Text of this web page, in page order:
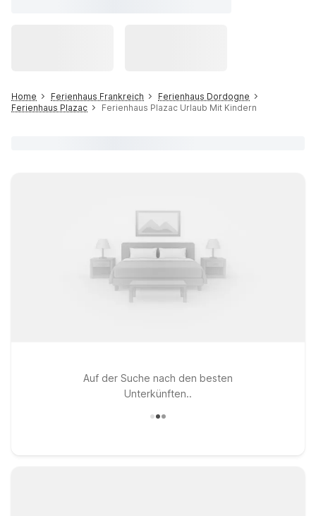
Home Ferienhaus Frankreich
Ferienhaus Dordogne
Ferienhaus Plazac
Ferienhaus Plazac Urlaub Mit Kindern
Auf der Suche nach den besten
Unterkünften..